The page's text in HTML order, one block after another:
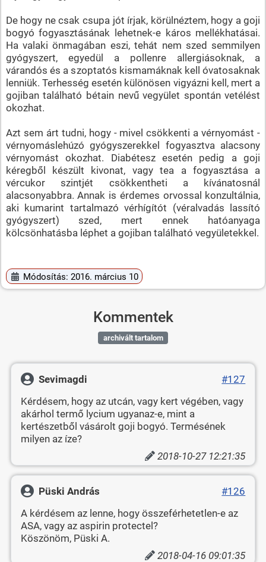
De hogy ne csak csupa jót írjak, körülnéztem, hogy a goji
bogyó fogyasztásának lehetnek-e káros mellékhatásai.
Ha valaki önmagában eszi, tehát nem szed semmilyen
gyógyszert, egyedül a pollenre allergiásoknak, a
várandós és a szoptatós kismamáknak kell óvatosaknak
lenniük. Terhesség esetén különösen vigyázni kell, mert a
gojiban található bétain nevű vegyület spontán vetélést
okozhat.
Azt sem árt tudni, hogy - mivel csökkenti a vérnyomást -
vérnyomáslehúzó gyógyszerekkel fogyasztva alacsony
vérnyomást okozhat. Diabétesz esetén pedig a goji
kéregből készült kivonat, vagy tea a fogyasztása a
vércukor szintjét csökkentheti a kívánatosnál
alacsonyabbra. Annak is érdemes orvossal konzultálnia,
aki kumarint tartalmazó vérhígítót (véralvadás lassító
gyógyszert) szed, mert ennek hatóanyaga
kölcsönhatásba léphet a gojiban található vegyületekkel.
Módosítás: 2016. március 10
Kommentek
archivált tartalom
Sevimagdi
#127
Kérdésem, hogy az utcán, vagy kert végében, vagy
akárhol termő lycium ugyanaz-e, mint a
kertészetből vásárolt goji bogyó. Termésének
milyen az íze?
2018-10-27 12:21:35
Püski András
#126
A kérdésem az lenne, hogy összeférhetetlen-e az
ASA, vagy az aspirin protectel?
Köszönöm, Püski A.
2018-04-16 09:01:35